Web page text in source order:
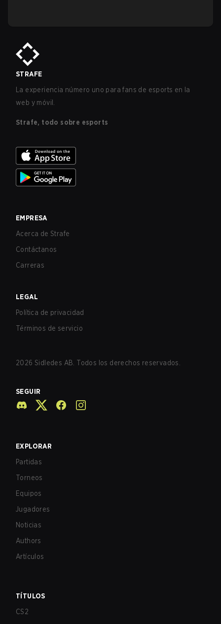
STRAFE
La experiencia número uno para fans de esports en la
web y móvil.
Strafe, todo sobre esports
EMPRESA
Acerca de Strafe
Contáctanos
Carreras
LEGAL
Política de privacidad
Términos de servicio
2026 Sidledes AB. Todos los derechos reservados.
SEGUIR
EXPLORAR
Partidas
Torneos
Equipos
Jugadores
Noticias
Authors
Artículos
TÍTULOS
CS2